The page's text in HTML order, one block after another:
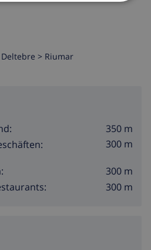
Deltebre > Riumar
350 m
300 m
300 m
300 m